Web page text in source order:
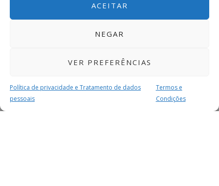
ACEITAR
NEGAR
VER PREFERÊNCIAS
Política de privacidade e Tratamento de dados
pessoais
Termos e
Condições